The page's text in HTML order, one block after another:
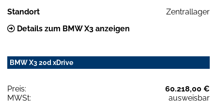
Standort
Zentrallager
Details zum BMW X3 anzeigen
BMW X3 20d xDrive
Preis:
60.218,00 €
MWSt:
ausweisbar